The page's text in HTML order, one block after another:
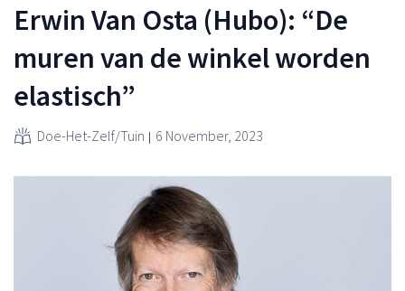
Erwin Van Osta (Hubo): “De
muren van de winkel worden
elastisch”
Doe-Het-Zelf/Tuin 6 November, 2023